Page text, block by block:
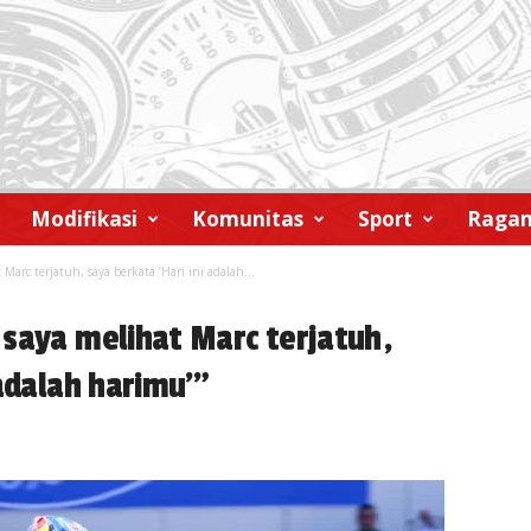
Modifikasi Komunitas Sport
terjatuh, saya berkata ‘Hari ini adalah...
melihat Marc terjatuh,
harimu'”